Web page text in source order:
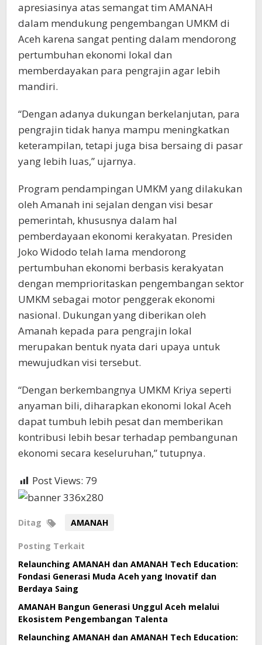
apresiasinya atas semangat tim AMANAH
dalam mendukung pengembangan UMKM di
Aceh karena sangat penting dalam mendorong
pertumbuhan ekonomi lokal dan
memberdayakan para pengrajin agar lebih
mandiri.
“Dengan adanya dukungan berkelanjutan, para
pengrajin tidak hanya mampu meningkatkan
keterampilan, tetapi juga bisa bersaing di pasar
yang lebih luas,” ujarnya.
Program pendampingan UMKM yang dilakukan
oleh Amanah ini sejalan dengan visi besar
pemerintah, khususnya dalam hal
pemberdayaan ekonomi kerakyatan. Presiden
Joko Widodo telah lama mendorong
pertumbuhan ekonomi berbasis kerakyatan
dengan memprioritaskan pengembangan sektor
UMKM sebagai motor penggerak ekonomi
nasional. Dukungan yang diberikan oleh
Amanah kepada para pengrajin lokal
merupakan bentuk nyata dari upaya untuk
mewujudkan visi tersebut.
“Dengan berkembangnya UMKM Kriya seperti
anyaman bili, diharapkan ekonomi lokal Aceh
dapat tumbuh lebih pesat dan memberikan
kontribusi lebih besar terhadap pembangunan
ekonomi secara keseluruhan,” tutupnya.
Post Views: 79
Ditag AMANAH
Posting Terkait
Relaunching AMANAH dan AMANAH Tech Education:
Fondasi Generasi Muda Aceh yang Inovatif dan
Berdaya Saing
AMANAH Bangun Generasi Unggul Aceh melalui
Ekosistem Pengembangan Talenta
Relaunching AMANAH dan AMANAH Tech Education: